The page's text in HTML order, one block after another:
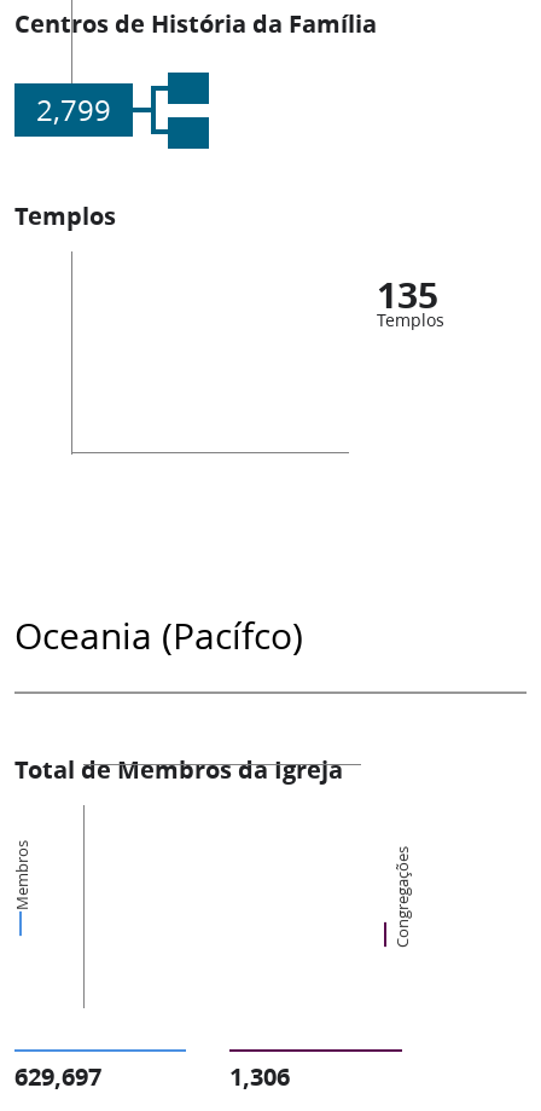
Centros de História da Família
2,799
Templos
135
Templos
Oceania (Pacífco)
Total de Membros da Igreja
Membros Congregações
629,697 1,306